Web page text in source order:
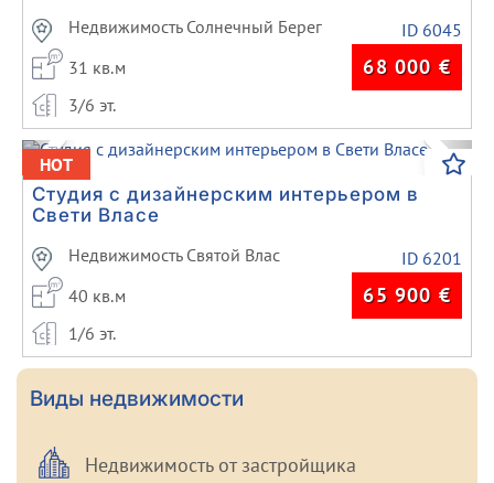
Недвижимость Солнечный Берег
ID 6045
31 кв.м
68 000 €
3/6 эт.
Previous Next
HOT
Студия с дизайнерским интерьером в
Свети Власе
Недвижимость Святой Влас
ID 6201
40 кв.м
65 900 €
1/6 эт.
Виды недвижимости
Недвижимость от застройщика